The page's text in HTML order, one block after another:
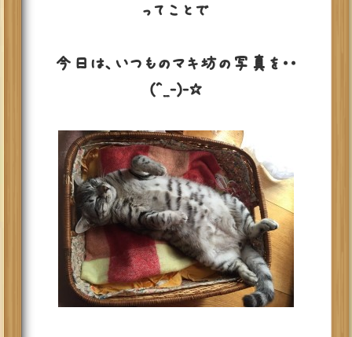
ってことで
今日は、いつものマキ坊の写真を・・
(^_-)-☆